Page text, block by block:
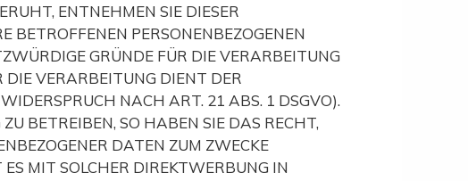
ENTNEHMEN SIE DIESER
BETROFFENEN PERSONENBEZOGENEN
GRÜNDE FÜR DIE VERARBEITUNG
DIE VERARBEITUNG DIENT DER
NACH ART. 21 ABS. 1 DSGVO).
BETREIBEN, SO HABEN SIE DAS RECHT,
DATEN ZUM ZWECKE
MIT SOLCHER DIREKTWERBUNG IN